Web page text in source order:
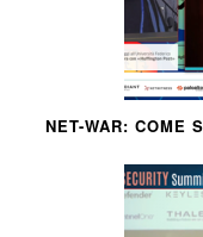
NET-WAR: COME